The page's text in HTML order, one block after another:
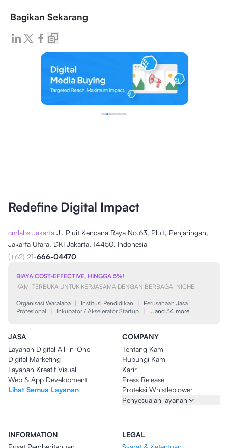
Bagikan Sekarang
Redefine Digital Impact
cmlabs Jakarta Jl. Pluit Kencana Raya No.63, Pluit, Penjaringan,
Jakarta Utara, DKI Jakarta, 14450, Indonesia
(+62) 21-666-04470
BIAYA COST-EFFECTIVE, HINGGA 5%!
KAMI TERBUKA UNTUK KERJASAMA DENGAN BERBAGAI NICHE
Organisasi Waralaba | Institusi Pendidikan |
Perusahaan Jasa
Profesional
| Inkubator / Akselerator Startup | …and 34 more
JASA
Layanan Digital All-in-One
Digital Marketing
Layanan Kreatif Visual
Web & App Development
Lihat Semua Layanan
COMPANY
Tentang Kami
Hubungi Kami
Karir
Press Release
Proteksi Whistleblower
Penyesuaian layanan
INFORMATION
LEGAL